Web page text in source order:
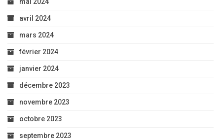
avril 2024
mars 2024
février 2024
janvier 2024
décembre 2023
novembre 2023
octobre 2023
septembre 2023